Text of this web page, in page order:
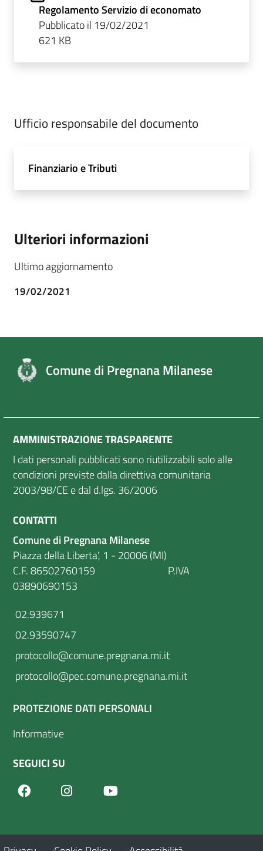
Regolamento Servizio di economato
Pubblicato il 19/02/2021
621 KB
Ufficio responsabile del documento
Finanziario e Tributi
Ulteriori informazioni
Ultimo aggiornamento
19/02/2021
Comune di Pregnana Milanese
AMMINISTRAZIONE TRASPARENTE
I dati personali pubblicati sono riutilizzabili solo alle
condizioni previste dalla direttiva comunitaria
2003/98/CE e dal d.lgs. 36/2006
CONTATTI
Comune di Pregnana Milanese
Piazza della Liberta', 1 - 20006 (MI)
C.F. 86502760159 P.IVA
03890690153
02.939671
02.93590747
protocollo@comune.pregnana.mi.it
protocollo@pec.comune.pregnana.mi.it
PROTEZIONE DATI PERSONALI
Informative
SEGUICI SU
FacebookInstagram